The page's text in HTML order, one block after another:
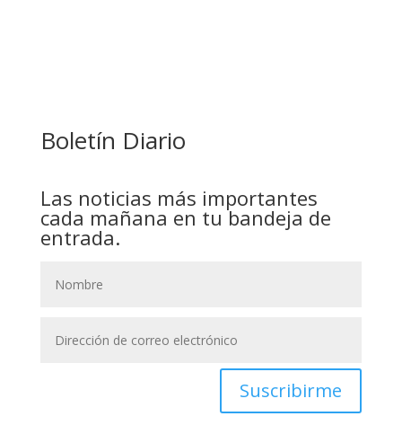
Boletín Diario
Las noticias más importantes
cada mañana en tu bandeja de
entrada.
Suscribirme